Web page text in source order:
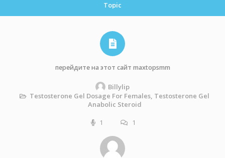
Topic
перейдите на этот сайт maxtopsmm
Billylip
Testosterone Gel Dosage For Females, Testosterone Gel
Anabolic Steroid
1
1